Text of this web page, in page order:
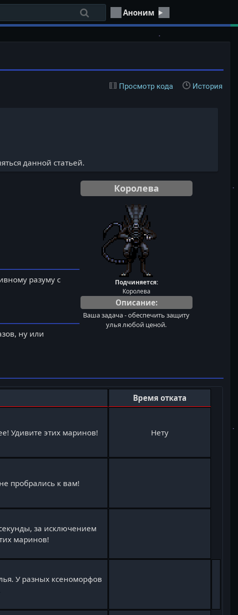
Аноним
Просмотр кода История
данной статьей.
Королева
Подчиняется:
Королева
Описание:
Ваша задача - обеспечить защиту
улья любой ценой.
разуму с
ну или
Время отката
Удивите этих маринов! Нету
пробрались к вам!
за исключением
маринов!
У разных ксеноморфов